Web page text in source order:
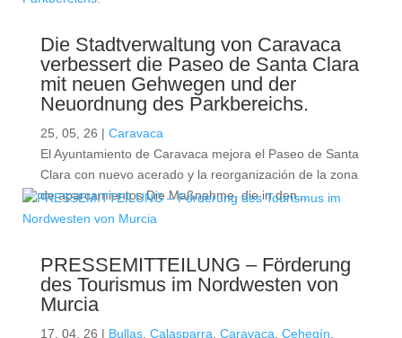
Die Stadtverwaltung von Caravaca
verbessert die Paseo de Santa Clara
mit neuen Gehwegen und der
Neuordnung des Parkbereichs.
25, 05, 26 | Caravaca
El Ayuntamiento de Caravaca mejora el Paseo de Santa
Clara con nuevo acerado y la reorganización de la zona
de aparcamientos Die Maßnahme, die in den...
PRESSEMITTEILUNG – Förderung
des Tourismus im Nordwesten von
Murcia
17, 04, 26 | Bullas, Calasparra Caravaca Cehegín